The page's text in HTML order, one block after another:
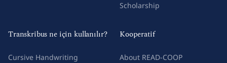
Scholarship
Transkribus ne için kullanılır?
Cursive Handwriting
Kooperatif
About READ-COOP